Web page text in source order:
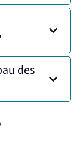
des